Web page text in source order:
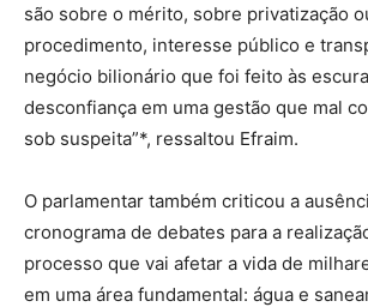
são sobre o mérito, sobre privatização
procedimento, interesse público e
negócio bilionário que foi feito às
desconfiança em uma gestão que mal
sob suspeita”*, ressaltou Efraim.
O parlamentar também criticou a
cronograma de debates para a
processo que vai afetar a vida de
em uma área fundamental: água e